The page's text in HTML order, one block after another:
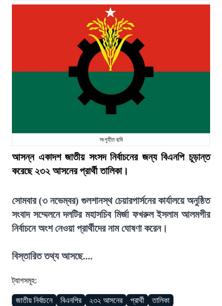
সংগৃহীত ছবি
আসন্ন একাদশ জাতীয় সংসদ নির্বাচনের জন্য বিএনপি চূড়ান্ত
করেছে ২৩২ আসনের প্রার্থী তালিকা।
সোমবার (৩ নভেম্বর) গুলশানস্থ চেয়ারপার্সনের কার্যালয়ে অনুষ্ঠিত
সংবাদ সম্মেলনে দলটির মহাসচিব মির্জা ফখরুল ইসলাম আলমগীর
নির্বাচনে অংশ নেওয়া প্রার্থীদের নাম ঘোষণা করেন।
বিস্তারিত তথ্য আসছে....
ট্যাগসমূহ:
জাতীয় নির্বাচনে বিএনপির ২৩২ আসনের প্রার্থী তালিকা